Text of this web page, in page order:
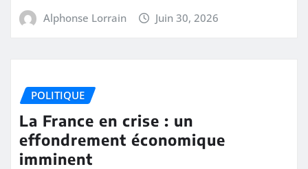
Alphonse Lorrain Juin 30, 2026
POLITIQUE
La France en crise : un
effondrement économique
imminent